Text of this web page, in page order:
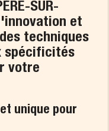
SUR-
et
techniques
spécificités
votre
unique pour